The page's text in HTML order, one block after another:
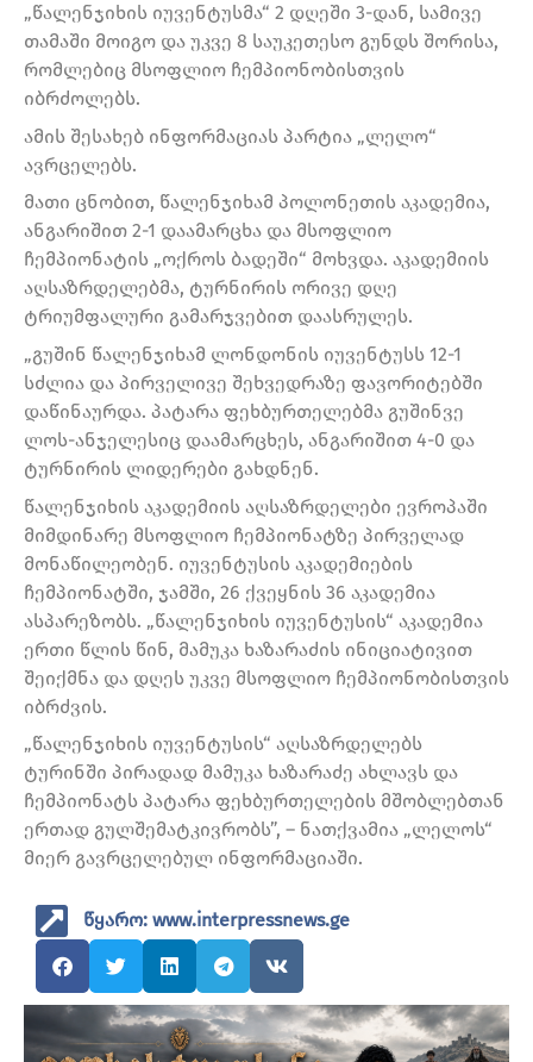
„წალენჯიხის იუვენტუსმა“ 2 დღეში 3-დან, სამივე
თამაში მოიგო და უკვე 8 საუკეთესო გუნდს შორისა,
რომლებიც მსოფლიო ჩემპიონობისთვის
იბრძოლებს.
ამის შესახებ ინფორმაციას პარტია „ლელო“
ავრცელებს.
მათი ცნობით, წალენჯიხამ პოლონეთის აკადემია,
ანგარიშით 2-1 დაამარცხა და მსოფლიო
ჩემპიონატის „ოქროს ბადეში“ მოხვდა. აკადემიის
აღსაზრდელებმა, ტურნირის ორივე დღე
ტრიუმფალური გამარჯვებით დაასრულეს.
„გუშინ წალენჯიხამ ლონდონის იუვენტუსს 12-1
სძლია და პირველივე შეხვედრაზე ფავორიტებში
დაწინაურდა. პატარა ფეხბურთელებმა გუშინვე
ლოს-ანჯელესიც დაამარცხეს, ანგარიშით 4-0 და
ტურნირის ლიდერები გახდნენ.
წალენჯიხის აკადემიის აღსაზრდელები ევროპაში
მიმდინარე მსოფლიო ჩემპიონატზე პირველად
მონაწილეობენ. იუვენტუსის აკადემიების
ჩემპიონატში, ჯამში, 26 ქვეყნის 36 აკადემია
ასპარეზობს. „წალენჯიხის იუვენტუსის“ აკადემია
ერთი წლის წინ, მამუკა ხაზარაძის ინიციატივით
შეიქმნა და დღეს უკვე მსოფლიო ჩემპიონობისთვის
იბრძვის.
„წალენჯიხის იუვენტუსის“ აღსაზრდელებს
ტურინში პირადად მამუკა ხაზარაძე ახლავს და
ჩემპიონატს პატარა ფეხბურთელების მშობლებთან
ერთად გულშემატკივრობს”, – ნათქვამია „ლელოს“
მიერ გავრცელებულ ინფორმაციაში.
წყარო: www.interpressnews.ge